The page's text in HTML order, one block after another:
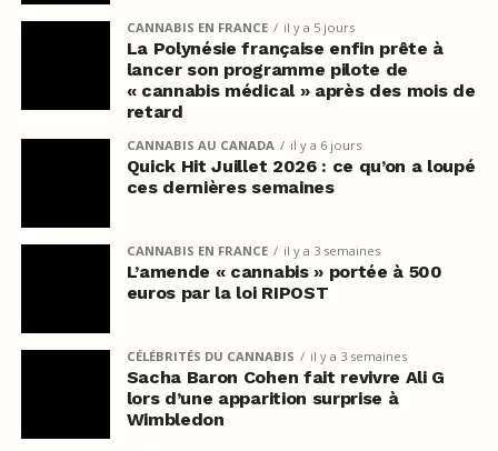
CANNABIS EN FRANCE il y a 5 jours
La Polynésie française enfin prête à
lancer son programme pilote de
« cannabis médical » après des mois de
retard
CANNABIS AU CANADA il y a 6 jours
Quick Hit Juillet 2026 : ce qu’on a loupé
ces dernières semaines
CANNABIS EN FRANCE il y a 3 semaines
L’amende « cannabis » portée à 500
euros par la loi RIPOST
CÉLÉBRITÉS DU CANNABIS il y a 3 semaines
Sacha Baron Cohen fait revivre Ali G
lors d’une apparition surprise à
Wimbledon